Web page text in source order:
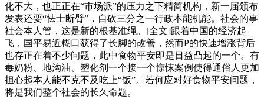
化不大，也正正在“市场派”的压力之下精简机构，新一届颁布
发表还要“怯士断臂”，自砍三分之一行政本能机能。社会的事
社会本人管，这是新的根基准绳。[全文]跟着中国的经济起
飞，国平易近糊口获得了长脚的改善，然而P的快速增涨背后
也存正在着不少问题，此中食物平安即是日益凸起的一个。有
毒奶粉、地沟油、塑化剂一个接一个惊悚案例使得通俗人更加
担心起本人能不克不及吃上“饭”。若何应对好食物平安问题，
将是我们整个社会的长久命题。